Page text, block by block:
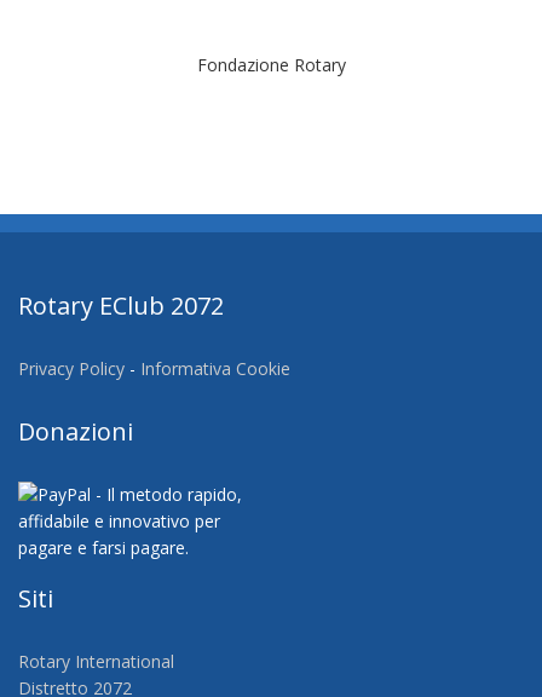
Fondazione Rotary
Rotary EClub 2072
Privacy Policy - Informativa Cookie
Donazioni
Siti
Rotary International
Distretto 2072